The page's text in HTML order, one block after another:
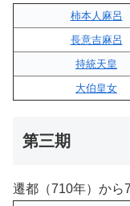
柿本人麻呂
長意吉麻呂
持統天皇
大伯皇女
第三期
遷都（710年）から